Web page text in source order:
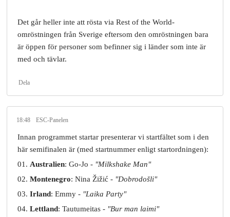
Det går heller inte att rösta via Rest of the World-
omröstningen från Sverige eftersom den omröstningen bara
är öppen för personer som befinner sig i länder som inte är
med och tävlar.
Dela
18:48 ESC-Panelen
Innan programmet startar presenterar vi startfältet som i den
här semifinalen är (med startnummer enligt startordningen):
01. Australien: Go-Jo - "Milkshake Man"
02. Montenegro: Nina Žižić - "Dobrodošli"
03. Irland: Emmy - "Laika Party"
04. Lettland: Tautumeitas - "Bur man laimi"